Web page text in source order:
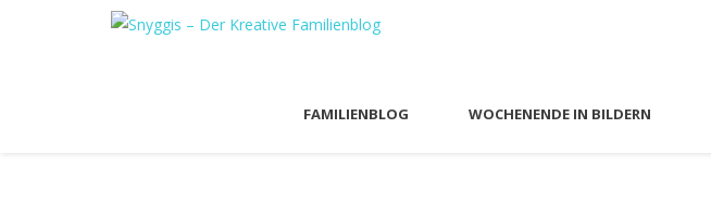
FAMILIENBLOG WOCHENENDE IN BILDERN